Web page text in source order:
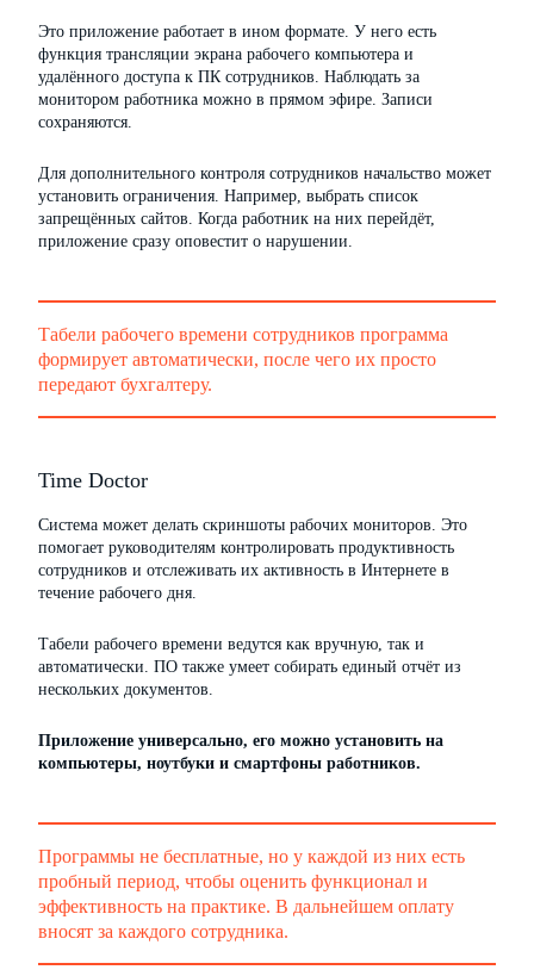
Это приложение работает в ином формате. У него есть
функция трансляции экрана рабочего компьютера и
удалённого доступа к ПК сотрудников. Наблюдать за
монитором работника можно в прямом эфире. Записи
сохраняются.
Для дополнительного контроля сотрудников начальство может
установить ограничения. Например, выбрать список
запрещённых сайтов. Когда работник на них перейдёт,
приложение сразу оповестит о нарушении.
Табели рабочего времени сотрудников программа
формирует автоматически, после чего их просто
передают бухгалтеру.
Time Doctor
Система может делать скриншоты рабочих мониторов. Это
помогает руководителям контролировать продуктивность
сотрудников и отслеживать их активность в Интернете в
течение рабочего дня.
Табели рабочего времени ведутся как вручную, так и
автоматически. ПО также умеет собирать единый отчёт из
нескольких документов.
Приложение универсально, его можно установить на
компьютеры, ноутбуки и смартфоны работников.
Программы не бесплатные, но у каждой из них есть
пробный период, чтобы оценить функционал и
эффективность на практике. В дальнейшем оплату
вносят за каждого сотрудника.